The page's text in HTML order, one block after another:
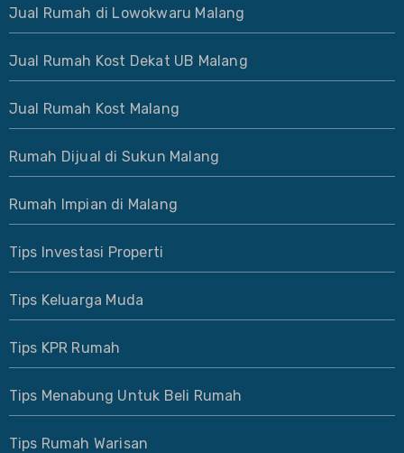
Jual Rumah di Lowokwaru Malang
Jual Rumah Kost Dekat UB Malang
Jual Rumah Kost Malang
Rumah Dijual di Sukun Malang
Rumah Impian di Malang
Tips Investasi Properti
Tips Keluarga Muda
Tips KPR Rumah
Tips Menabung Untuk Beli Rumah
Tips Rumah Warisan